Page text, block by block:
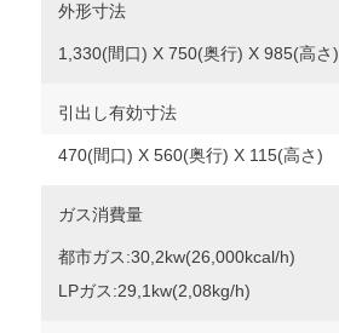
外形寸法
1,330(間口) X 750(奥行) X 985(高さ)
引出し有効寸法
470(間口) X 560(奥行) X 115(高さ)
ガス消費量
都市ガス:30,2kw(26,000kcal/h)
LPガス:29,1kw(2,08kg/h)